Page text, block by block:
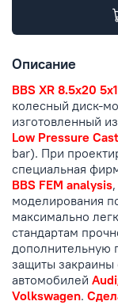
Описание
BBS XR 8.5x20
колесный диск-
изготовленный
Low Pressure
bar). При
специальная
BBS FEM analysis
моделирования
максимально
стандартам
дополнительную
защиты закраины
автомобилей
Volkswagen.